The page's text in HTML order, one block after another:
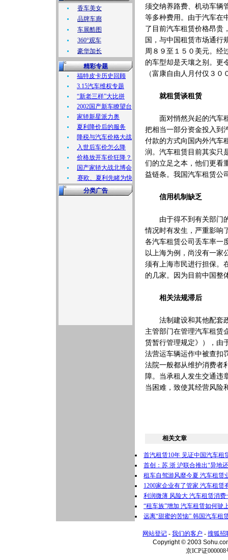
香车美女
品牌车廊
车展酷图
360°观车
豪华加长
精彩专题
福特皮卡历史回顾
3.15汽车维权专题
“新老三样”大比拼
2002国产新车瞭望台
家轿新星派力奥
夏利降价后的服务
降税与汽车价格大战
入世后车价怎么降
价格放开车价狂降？
国产家轿大战北博会
赛欧、夏利先睹为快
分类广告
须交纳养路费、机动车辆
等多种费用。由于汽车在
了目前汽车租赁价格昂贵
国，与中国租赁市场通
周８９至１５０美元。经
的车型却是天壤之别。更
（富康自由人月付仅３０
就租赁谈租赁
面对悄然兴起的汽车租
把相当一部分资金投入到
付款的方式向国内外汽车
润。汽车租赁目前其实只
们的立足之本，他们更看
益链条。我国汽车租赁公
信用机制缺乏
由于得不到有关部门的
情况时有发生，严重影响
各汽车租赁公司丢车率一
以上海为例，尚没有一家
须有上海市民进行担保。
的几家。因为目前中国整
相关法规滞后
法制建设和其他配套政
主管部门在管理汽车租赁
赁暂行管理规定》），由
法营运车辆运作中被查扣
法院一般都从维护消费者
障。当承租人发生交通违
当困难，致使其经营风险
相关文章
首汽租赁10年 见证中国汽车租
首创：苏 浙 沪联合推出“异地
租车自驾游风靡今夏 汽车租赁
1200家企业有了管家 汽车租赁
利润微薄 风险大 汽车租赁消费
“租车族”增加 汽车租赁如何驶
远离“甜蜜的苦恼” 韩国汽车租
网站登记 - 我们的客户 - 搜狐招
Copyright © 2003
京ICP证